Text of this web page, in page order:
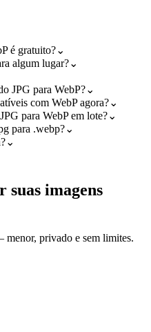
é gratuito?⌄
algum lugar?⌄
JPG para WebP?⌄
com WebP agora?⌄
para WebP em lote?⌄
para .webp?⌄
⌄
imagens
privado e sem limites.